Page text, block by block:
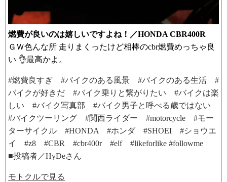
燃費が良いのは嬉しいですよね！／HONDA CBR400R
ＧＷ色んな所 走りまくったけど相棒のcbr燃費めっちゃ良
い 👌最高かよ。
#燃費良すぎ #バイクのある風景 #バイクのある生活 #
バイクが好きだ #バイク乗りと繋がりたい #バイクは楽
しい #バイク写真部 #バイク男子と呼べる歳ではない
#バイクツーリング #関西ライダー #motorcycle #モー
ターサイクル #HONDA #ホンダ #SHOEI #ショウエ
イ #z8 #CBR #cbr400r #elf ⁡#likeforlike ⁡⁡#followme ⁡
■投稿者／HyDeさん
モトクルで見る